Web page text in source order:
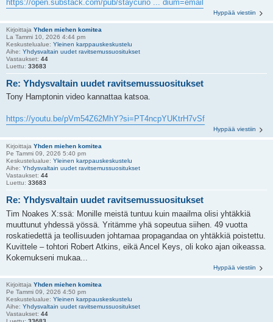
https://open.substack.com/pub/staycurio ... dium=email
Hyppää viestiin
Kirjoittaja Yhden miehen komitea
La Tammi 10, 2026 4:44 pm
Keskustelualue: Yleinen karppauskeskustelu
Aihe: Yhdysvaltain uudet ravitsemussuositukset
Vastaukset: 44
Luettu: 33683
Re: Yhdysvaltain uudet ravitsemussuositukset
Tony Hamptonin video kannattaa katsoa.
https://youtu.be/pVm54Z62MhY?si=PT4ncpYUKtrH7vSf
Hyppää viestiin
Kirjoittaja Yhden miehen komitea
Pe Tammi 09, 2026 5:40 pm
Keskustelualue: Yleinen karppauskeskustelu
Aihe: Yhdysvaltain uudet ravitsemussuositukset
Vastaukset: 44
Luettu: 33683
Re: Yhdysvaltain uudet ravitsemussuositukset
Tim Noakes X:ssä: Monille meistä tuntuu kuin maailma olisi yhtäkkiä
muuttunut yhdessä yössä. Yritämme yhä sopeutua siihen. 49 vuotta
roskatiedettä ja teollisuuden johtamaa propagandaa on yhtäkkiä poistettu.
Kuvittele – tohtori Robert Atkins, eikä Ancel Keys, oli koko ajan oikeassa.
Kokemukseni mukaa...
Hyppää viestiin
Kirjoittaja Yhden miehen komitea
Pe Tammi 09, 2026 4:50 pm
Keskustelualue: Yleinen karppauskeskustelu
Aihe: Yhdysvaltain uudet ravitsemussuositukset
Vastaukset: 44